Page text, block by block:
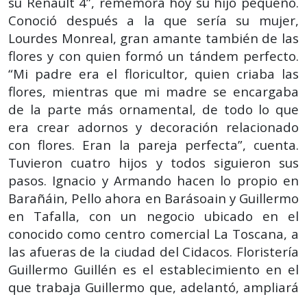
Conoció después a la que sería su mujer,
Lourdes Monreal, gran amante también de las
flores y con quien formó un tándem perfecto.
“Mi padre era el floricultor, quien criaba las
flores, mientras que mi madre se encargaba
de la parte más ornamental, de todo lo que
era crear adornos y decoración relacionado
con flores. Eran la pareja perfecta”, cuenta.
Tuvieron cuatro hijos y todos siguieron sus
pasos. Ignacio y Armando hacen lo propio en
Barañáin, Pello ahora en Barásoain y Guillermo
en Tafalla, con un negocio ubicado en el
conocido como centro comercial La Toscana, a
las afueras de la ciudad del Cidacos. Floristería
Guillermo Guillén es el establecimiento en el
que trabaja Guillermo que, adelantó, ampliará